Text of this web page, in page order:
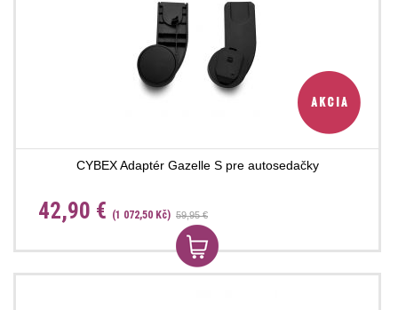
CYBEX Adaptér Gazelle S pre autosedačky
42,90 € (1 072,50 Kč) 59,95 €